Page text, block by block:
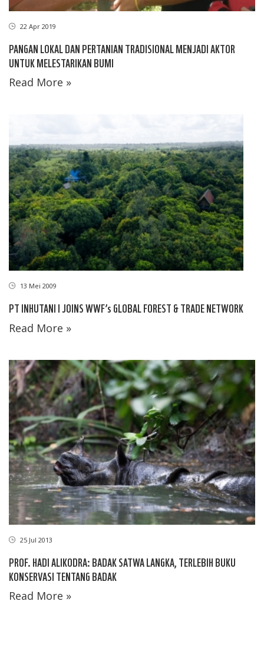
22 Apr 2019
PANGAN LOKAL DAN PERTANIAN TRADISIONAL MENJADI AKTOR
UNTUK MELESTARIKAN BUMI
Read More »
13 Mei 2009
PT INHUTANI I JOINS WWF’s GLOBAL FOREST & TRADE NETWORK
Read More »
25 Jul 2013
PROF. HADI ALIKODRA: BADAK SATWA LANGKA, TERLEBIH BUKU
KONSERVASI TENTANG BADAK
Read More »